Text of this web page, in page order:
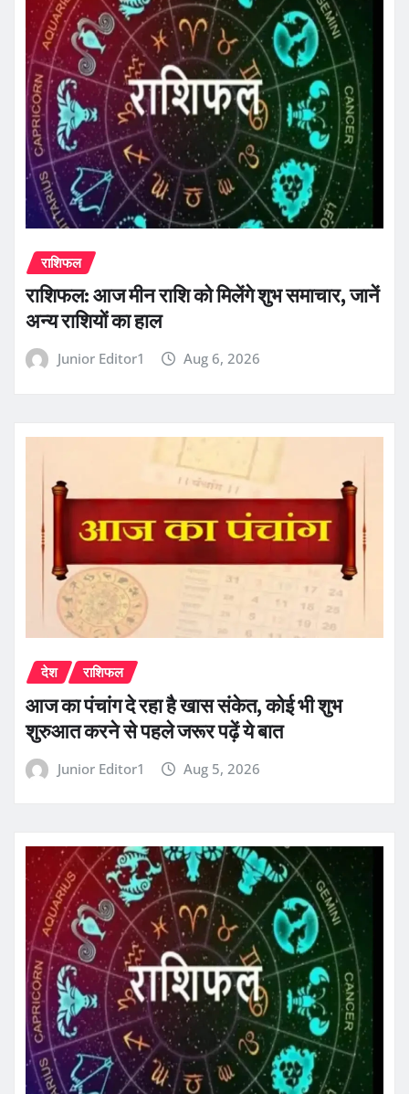
राशिफल
राशिफल: आज मीन राशि को मिलेंगे शुभ समाचार, जानें
अन्य राशियों का हाल
Junior Editor1 Aug 6, 2026
देश राशिफल
आज का पंचांग दे रहा है खास संकेत, कोई भी शुभ
शुरुआत करने से पहले जरूर पढ़ें ये बात
Junior Editor1 Aug 5, 2026